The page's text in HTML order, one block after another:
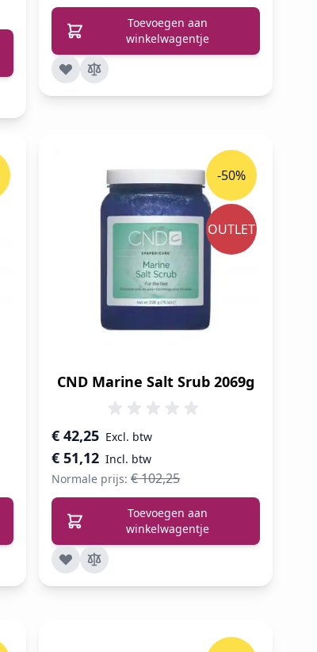
Toevoegen aan
winkelwagentje
CND Marine Salt Srub 2069g
Speciale prijs
€ 51,12
€ 42,25
Normale prijs: € 102,25
-50%
OUTLET
Toevoegen aan
winkelwagentje